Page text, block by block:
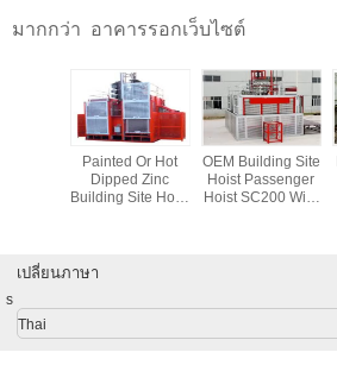
มากกว่า อาคารรอกเว็บไซต์
Painted Or Hot
Dipped Zinc
Building Site Hoist
OEM Building Site
Hoist Passenger
Hoist SC200 With
เปลี่ยนภาษา
s
Thai